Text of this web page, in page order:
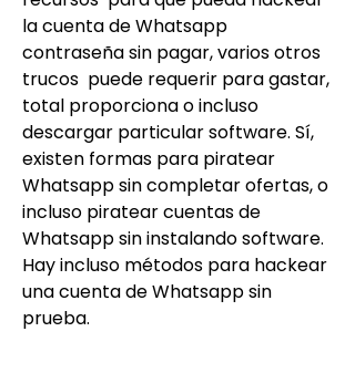
la cuenta de Whatsapp
contraseña sin pagar, varios otros
trucos  puede requerir para gastar,
total proporciona o incluso
descargar particular software. Sí,
existen formas para piratear
Whatsapp sin completar ofertas, o
incluso piratear cuentas de
Whatsapp sin instalando software.
Hay incluso métodos para hackear
una cuenta de Whatsapp sin
prueba.